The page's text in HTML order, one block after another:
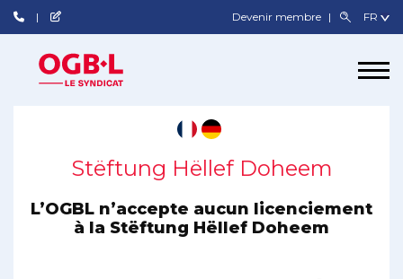
Devenir membre
Stëftung Hëllef Doheem
L’OGBL n’accepte aucun licenciement
à la Stëftung Hëllef Doheem